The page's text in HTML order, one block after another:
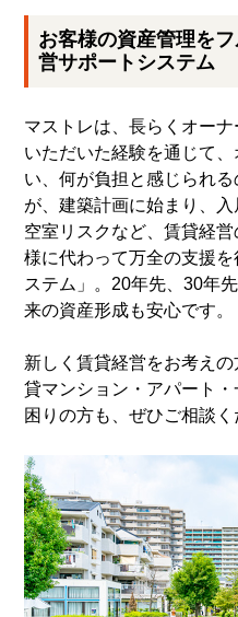
お客様の資産管理を
営サポートシステム
マストレは、長らくオー
いただいた経験を通じて
い、何が負担と感じられ
が、建築計画に始まり、入
空室リスクなど、賃貸経
様に代わって万全の支援
ステム」。20年先、30年
来の資産形成も安心です。
新しく賃貸経営をお考え
貸マンション・アパート
困りの方も、ぜひご相談く